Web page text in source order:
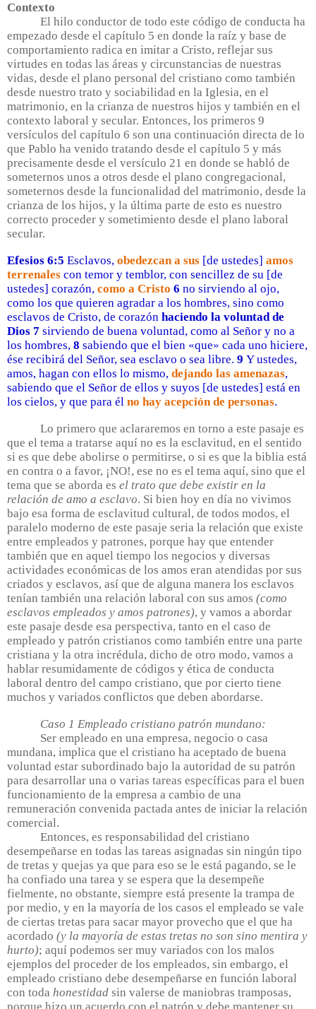
Contexto
El hilo conductor de todo este código de conducta ha
empezado desde el capítulo 5 en donde la raíz y base de
comportamiento radica en imitar a Cristo, reflejar sus
virtudes en todas las áreas y circunstancias de nuestras
vidas, desde el plano personal del cristiano como también
desde nuestro trato y sociabilidad en la Iglesia, en el
matrimonio, en la crianza de nuestros hijos y también en el
contexto laboral y secular. Entonces, los primeros 9
versículos del capítulo 6 son una continuación directa de lo
que Pablo ha venido tratando desde el capítulo 5 y más
precisamente desde el versículo 21 en donde se habló de
someternos unos a otros desde el plano congregacional,
someternos desde la funcionalidad del matrimonio, desde la
crianza de los hijos, y la última parte de esto es nuestro
correcto proceder y sometimiento desde el plano laboral
secular.
Efesios 6:5 Esclavos, obedezcan a sus [de ustedes] amos
terrenales con temor y temblor, con sencillez de su [de
ustedes] corazón, como a Cristo 6 no sirviendo al ojo,
como los que quieren agradar a los hombres, sino como
esclavos de Cristo, de corazón haciendo la voluntad de
Dios 7 sirviendo de buena voluntad, como al Señor y no a
los hombres, 8 sabiendo que el bien «que» cada uno hiciere,
ése recibirá del Señor, sea esclavo o sea libre. 9 Y ustedes,
amos, hagan con ellos lo mismo, dejando las amenazas,
sabiendo que el Señor de ellos y suyos [de ustedes] está en
los cielos, y que para él no hay acepción de personas.
Lo primero que aclararemos en torno a este pasaje es
que el tema a tratarse aquí no es la esclavitud, en el sentido
si es que debe abolirse o permitirse, o si es que la biblia está
en contra o a favor, ¡NO!, ese no es el tema aquí, sino que el
tema que se aborda es el trato que debe existir en la
relación de amo a esclavo. Si bien hoy en día no vivimos
bajo esa forma de esclavitud cultural, de todos modos, el
paralelo moderno de este pasaje seria la relación que existe
entre empleados y patrones, porque hay que entender
también que en aquel tiempo los negocios y diversas
actividades económicas de los amos eran atendidas por sus
criados y esclavos, así que de alguna manera los esclavos
tenían también una relación laboral con sus amos (como
esclavos empleados y amos patrones), y vamos a abordar
este pasaje desde esa perspectiva, tanto en el caso de
empleado y patrón cristianos como también entre una parte
cristiana y la otra incrédula, dicho de otro modo, vamos a
hablar resumidamente de códigos y ética de conducta
laboral dentro del campo cristiano, que por cierto tiene
muchos y variados conflictos que deben abordarse.
Caso 1 Empleado cristiano patrón mundano:
Ser empleado en una empresa, negocio o casa
mundana, implica que el cristiano ha aceptado de buena
voluntad estar subordinado bajo la autoridad de su patrón
para desarrollar una o varias tareas específicas para el buen
funcionamiento de la empresa a cambio de una
remuneración convenida pactada antes de iniciar la relación
comercial.
Entonces, es responsabilidad del cristiano
desempeñarse en todas las tareas asignadas sin ningún tipo
de tretas y quejas ya que para eso se le está pagando, se le
ha confiado una tarea y se espera que la desempeñe
fielmente, no obstante, siempre está presente la trampa de
por medio, y en la mayoría de los casos el empleado se vale
de ciertas tretas para sacar mayor provecho que el que ha
acordado (y la mayoría de estas tretas no son sino mentira y
hurto); aquí podemos ser muy variados con los malos
ejemplos del proceder de los empleados, sin embargo, el
empleado cristiano debe desempeñarse en función laboral
con toda honestidad sin valerse de maniobras tramposas,